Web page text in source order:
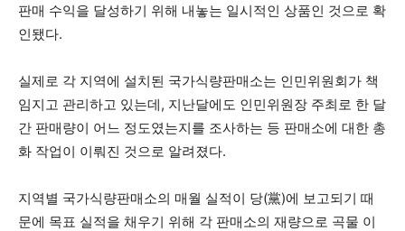
판매 수익을 달성하기 위해 내놓는 일시적인 상품인 것으로 확
인됐다.
실제로 각 지역에 설치된 국가식량판매소는 인민위원회가 책
임지고 관리하고 있는데, 지난달에도 인민위원장 주최로 한 달
간 판매량이 어느 정도였는지를 조사하는 등 판매소에 대한 총
화 작업이 이뤄진 것으로 알려졌다.
지역별 국가식량판매소의 매월 실적이 당(黨)에 보고되기 때
문에 목표 실적을 채우기 위해 각 판매소의 재량으로 곡물 이